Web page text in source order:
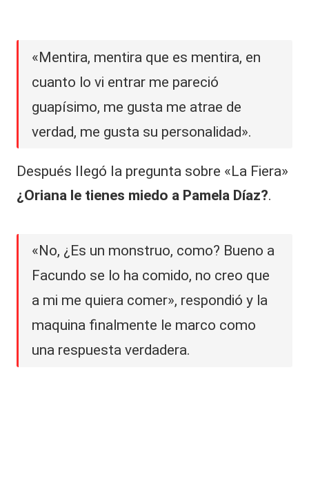
«Mentira, mentira que es mentira, en
cuanto lo vi entrar me pareció
guapísimo, me gusta me atrae de
verdad, me gusta su personalidad».
Después llegó la pregunta sobre «La Fiera»
¿Oriana le tienes miedo a Pamela Díaz?.
«No, ¿Es un monstruo, como? Bueno a
Facundo se lo ha comido, no creo que
a mi me quiera comer», respondió y la
maquina finalmente le marco como
una respuesta verdadera.